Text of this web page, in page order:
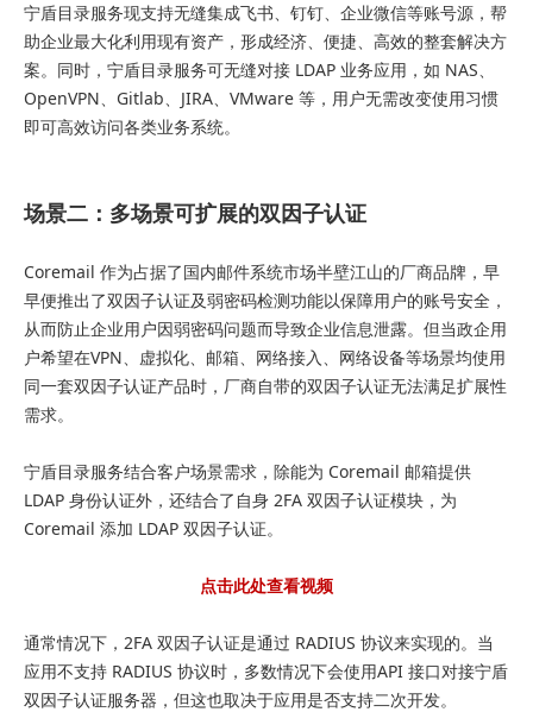
宁盾目录服务现支持无缝集成飞书、钉钉、企业微信等账号源，帮
助企业最大化利用现有资产，形成经济、便捷、高效的整套解决方
案。同时，宁盾目录服务可无缝对接 LDAP 业务应用，如 NAS、
OpenVPN、Gitlab、JIRA、VMware 等，用户无需改变使用习惯
即可高效访问各类业务系统。
场景二：多场景可扩展的双因子认证
Coremail 作为占据了国内邮件系统市场半壁江山的厂商品牌，早
早便推出了双因子认证及弱密码检测功能以保障用户的账号安全，
从而防止企业用户因弱密码问题而导致企业信息泄露。但当政企用
户希望在VPN、虚拟化、邮箱、网络接入、网络设备等场景均使用
同一套双因子认证产品时，厂商自带的双因子认证无法满足扩展性
需求。
宁盾目录服务结合客户场景需求，除能为 Coremail 邮箱提供
LDAP 身份认证外，还结合了自身 2FA 双因子认证模块，为
Coremail 添加 LDAP 双因子认证。
点击此处查看视频
通常情况下，2FA 双因子认证是通过 RADIUS 协议来实现的。当
应用不支持 RADIUS 协议时，多数情况下会使用API 接口对接宁盾
双因子认证服务器，但这也取决于应用是否支持二次开发。